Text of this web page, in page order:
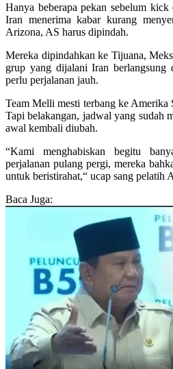
Hanya beberapa pekan sebelum
Iran menerima kabar kurang
Arizona, AS harus dipindah.
Mereka dipindahkan ke Tijuana,
grup yang dijalani Iran berlangsung
perlu perjalanan jauh.
Team Melli mesti terbang ke Amerika
Tapi belakangan, jadwal yang sudah
awal kembali diubah.
“Kami menghabiskan begitu
perjalanan pulang pergi, mereka
untuk beristirahat,“ ucap sang pelatih
Baca Juga: